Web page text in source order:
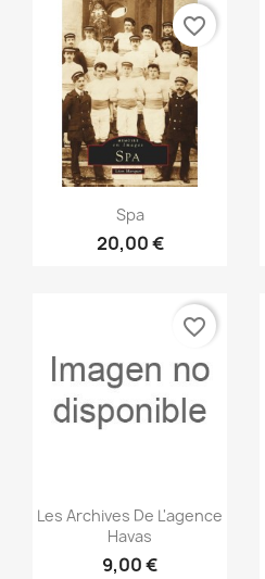
Vista rápida
Spa
20,00 €
favorite_border
Vista rápida
Les Archives De L'agence
Havas
9,00 €
favorite_border